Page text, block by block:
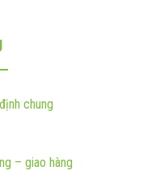
chung
– giao hàng